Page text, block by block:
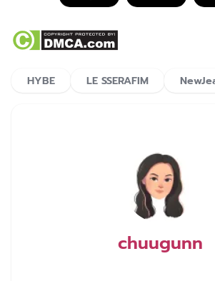
HYBE LE SSERAFIM
chuugunn